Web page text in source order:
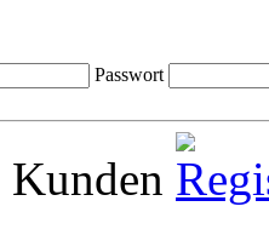
Passwort
Kunden